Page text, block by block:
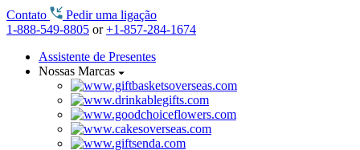
Contato
Pedir uma ligação
1-888-549-8805 or+1-857-284-1674
Assistente de Presentes
Nossas Marcas